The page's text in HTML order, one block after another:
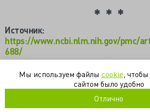
Источник:
https://www.ncbi.nlm.nih.gov/pmc/
688/
3d-картирование абляция аритмия
фокальная предсердная тахикардия
Мы используем файлы cookie ,
сайтом было удобно
Отлично